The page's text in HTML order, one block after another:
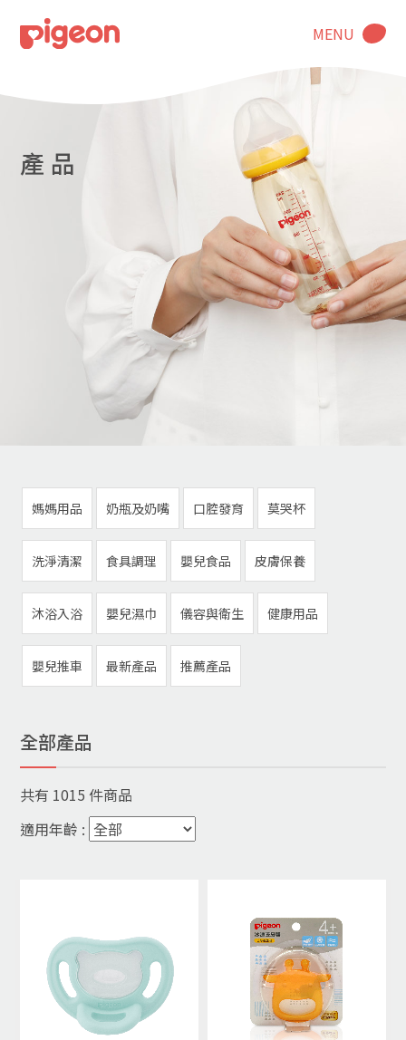
MENU
產 品
媽媽用品 奶瓶及奶嘴 口腔發育 莫哭杯
洗淨清潔 食具調理 嬰兒食品 皮膚保養
沐浴入浴 嬰兒濕巾 儀容與衛生 健康用品
嬰兒推車 最新產品 推薦產品
全部產品
共有 1015 件商品
適用年齡 :